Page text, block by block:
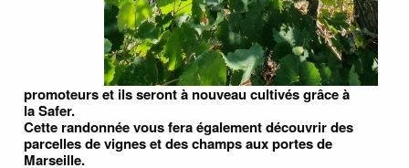
promoteurs et ils seront à nouveau cultivés grâce à
la Safer.
Cette randonnée vous fera également découvrir des
parcelles de vignes et des champs aux portes de
Marseille.